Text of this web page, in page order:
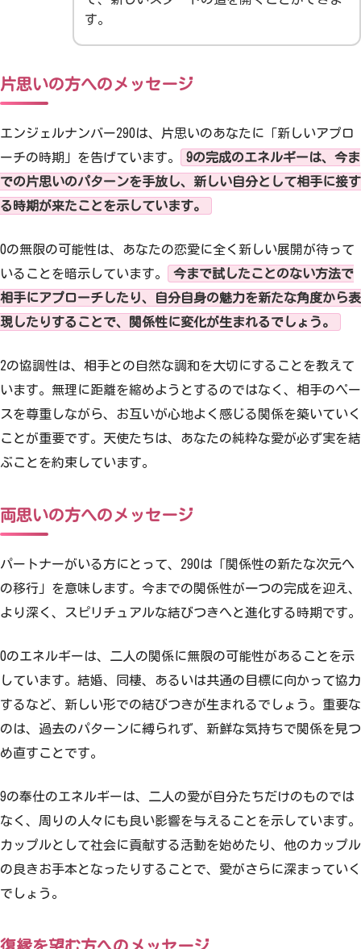
す。
片思いの方へのメッセージ
エンジェルナンバー290は、片思いのあなたに「新しいアプロ
ーチの時期」を告げています。
9の完成のエネルギーは、今ま
での片思いのパターンを手放し、新しい自分として相手に接す
る時期が来たことを示しています。
0の無限の可能性は、あなたの恋愛に全く新しい展開が待って
いることを暗示しています。
今まで試したことのない方法で
相手にアプローチしたり、自分自身の魅力を新たな角度から表
現したりすることで、関係性に変化が生まれるでしょう。
2の協調性は、相手との自然な調和を大切にすることを教えて
います。無理に距離を縮めようとするのではなく、相手のペー
スを尊重しながら、お互いが心地よく感じる関係を築いていく
ことが重要です。天使たちは、あなたの純粋な愛が必ず実を結
ぶことを約束しています。
両思いの方へのメッセージ
パートナーがいる方にとって、290は「関係性の新たな次元へ
の移行」を意味します。今までの関係性が一つの完成を迎え、
より深く、スピリチュアルな結びつきへと進化する時期です。
0のエネルギーは、二人の関係に無限の可能性があることを示
しています。結婚、同棲、あるいは共通の目標に向かって協力
するなど、新しい形での結びつきが生まれるでしょう。重要な
のは、過去のパターンに縛られず、新鮮な気持ちで関係を見つ
め直すことです。
9の奉仕のエネルギーは、二人の愛が自分たちだけのものでは
なく、周りの人々にも良い影響を与えることを示しています。
カップルとして社会に貢献する活動を始めたり、他のカップル
の良きお手本となったりすることで、愛がさらに深まっていく
でしょう。